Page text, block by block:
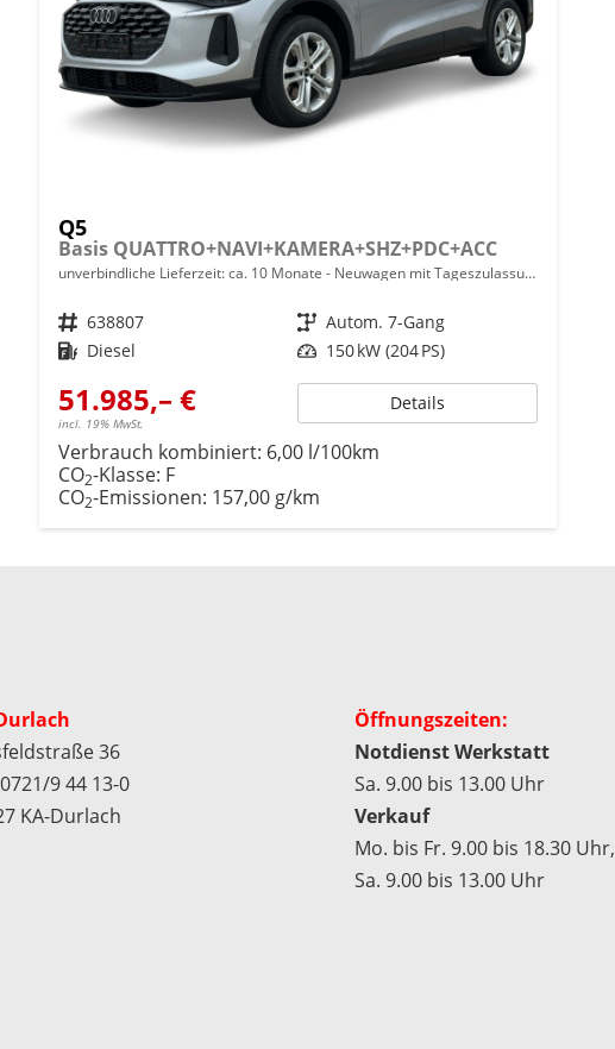
Q5
Basis QUATTRO+NAVI+KAMERA+SHZ+PDC+ACC
unverbindliche Lieferzeit: ca. 10 Monate Neuwagen mit Tageszulassung
Fahrzeugnr. 638807 Getriebe Autom. 7-Gang
Kraftstoff Diesel Leistung 150 kW (204 PS)
51.985,– €
incl. 19% MwSt.
Details
Verbrauch kombiniert: 6,00 l/100km
CO2-Klasse: F
CO2-Emissionen: 157,00 g/km
36
9 44 13-0
KA-Durlach
Öffnungszeiten:
Notdienst Werkstatt
Sa. 9.00 bis 13.00 Uhr
Verkauf
Mo. bis Fr. 9.00 bis 18.30 Uhr,
Sa. 9.00 bis 13.00 Uhr